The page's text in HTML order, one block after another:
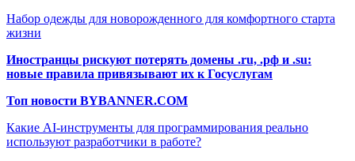
Набор одежды для новорожденного для комфортного старта
жизни
Иностранцы рискуют потерять домены .ru, .рф и .su:
новые правила привязывают их к Госуслугам
Топ новости BYBANNER.COM
Какие AI-инструменты для программирования реально
используют разработчики в работе?